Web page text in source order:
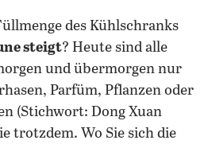
des Kühlschranks
steigt? Heute sind alle
und übermorgen nur
Parfüm, Pflanzen oder
(Stichwort: Dong Xuan
trotzdem. Wo Sie sich die